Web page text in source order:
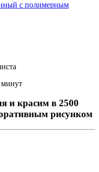
с полимерным
минут
и красим в 2500
рисунком